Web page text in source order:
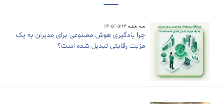
سه شنبه ۱۴۰۵/۰۵/۱۳
چرا یادگیری هوش مصنوعی برای مدیران به یک
مزیت رقابتی تبدیل شده است؟